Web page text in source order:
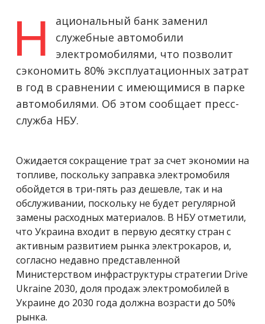
Н
ациональный банк заменил
служебные автомобили
электромобилями, что позволит
сэкономить 80% эксплуатационных затрат
в год в сравнении с имеющимися в парке
автомобилями. Об этом сообщает пресс-
служба НБУ.
Ожидается сокращение трат за счет экономии на
топливе, поскольку заправка электромобиля
обойдется в три-пять раз дешевле, так и на
обслуживании, поскольку не будет регулярной
замены расходных материалов. В НБУ отметили,
что Украина входит в первую десятку стран с
активным развитием рынка электрокаров, и,
согласно недавно представленной
Министерством инфраструктуры стратегии Drive
Ukraine 2030, доля продаж электромобилей в
Украине до 2030 года должна возрасти до 50%
рынка.